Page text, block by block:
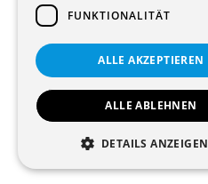
© 2026 Alle Rechte vorbehalten
Allgemeine Bedingungen
FUNKTIONALITÄT
ALLE AKZEPTIEREN
ALLE ABLEHNEN
DETAILS ANZEIGEN